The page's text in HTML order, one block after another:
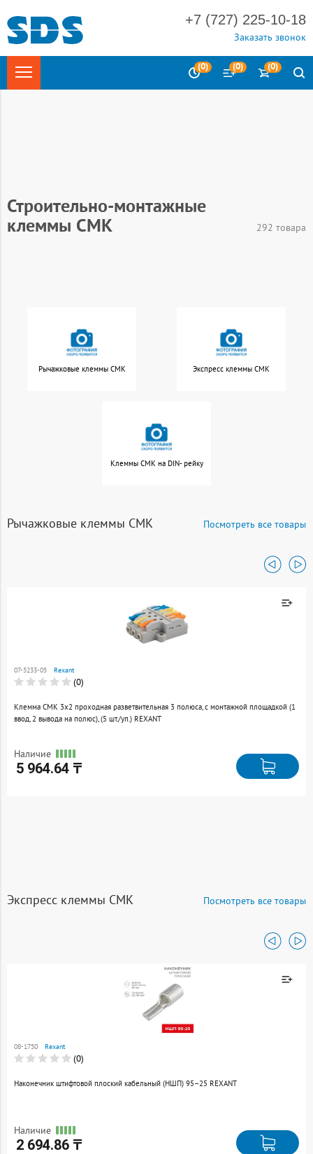
+7 (727) 225-10-18
Заказать звонок
(0) (0) (0)
Строительно-монтажные
клеммы СМК
292 товара
Рычажковые клеммы СМК Экспресс клеммы СМК
Клеммы СМК на DIN- рейку
Рычажковые клеммы СМК Посмотреть все товары
07-5233-05 Rexant
(0)
Клемма СМК 3х2 проходная разветвительная 3 полюса, с монтажной площадкой (1
ввод, 2 вывода на полюс), (5 шт./уп.) REXANT
Наличие
5 964.64 ₸
Экспресс клеммы СМК Посмотреть все товары
сравнению
08-1750 Rexant
(0)
Наконечник штифтовой плоский кабельный (НШП) 95–25 REXANT
Наличие
2 694.86 ₸